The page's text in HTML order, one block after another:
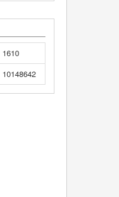
1610
10148642